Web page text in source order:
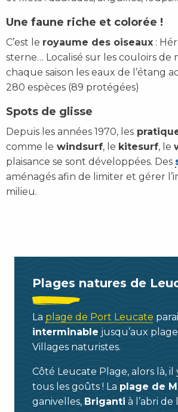
Une faune riche et colorée !
C’est le royaume des oiseaux :
sterne… Localisé sur les couloirs de
chaque saison les eaux de l’étang
280 espèces (89 protégées)
Spots de glisse
Depuis les années 1970, les
comme le windsurf, le kitesurf, le
plaisance se sont développées. Des
aménagés afin de limiter et gérer
milieu.
Plages natures de
La plage de Port Leucate
interminable jusqu’aux
Villages naturistes.
Côté Leucate Plage, alors là,
tous les goûts ! La plage de
ganivelles, Briganti à l’abri de